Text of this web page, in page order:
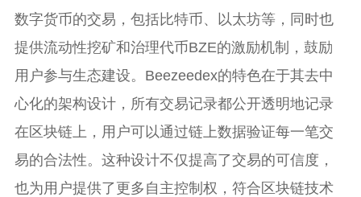
数字货币的交易，包括比特币、以太坊等，同时也
提供流动性挖矿和治理代币BZE的激励机制，鼓励
用户参与生态建设。Beezeedex的特色在于其去中
心化的架构设计，所有交易记录都公开透明地记录
在区块链上，用户可以通过链上数据验证每一笔交
易的合法性。这种设计不仅提高了交易的可信度，
也为用户提供了更多自主控制权，符合区块链技术